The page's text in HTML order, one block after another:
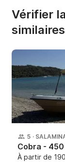
Vérifier
similaires
5 ·
Cobra - 450
À partir de